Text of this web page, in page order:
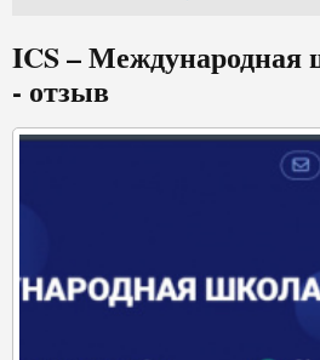
ICS – Международная
- отзыв